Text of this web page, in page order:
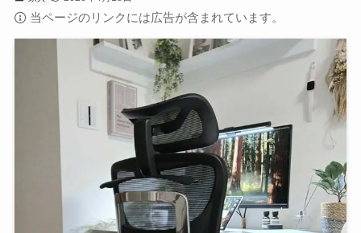
当ページのリンクには広告が含まれています。